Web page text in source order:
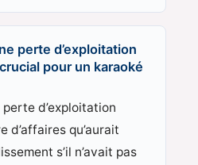
perte d’exploitation
pour un karaoké
perte d’exploitation
d’affaires qu’aurait
s’il n’avait pas